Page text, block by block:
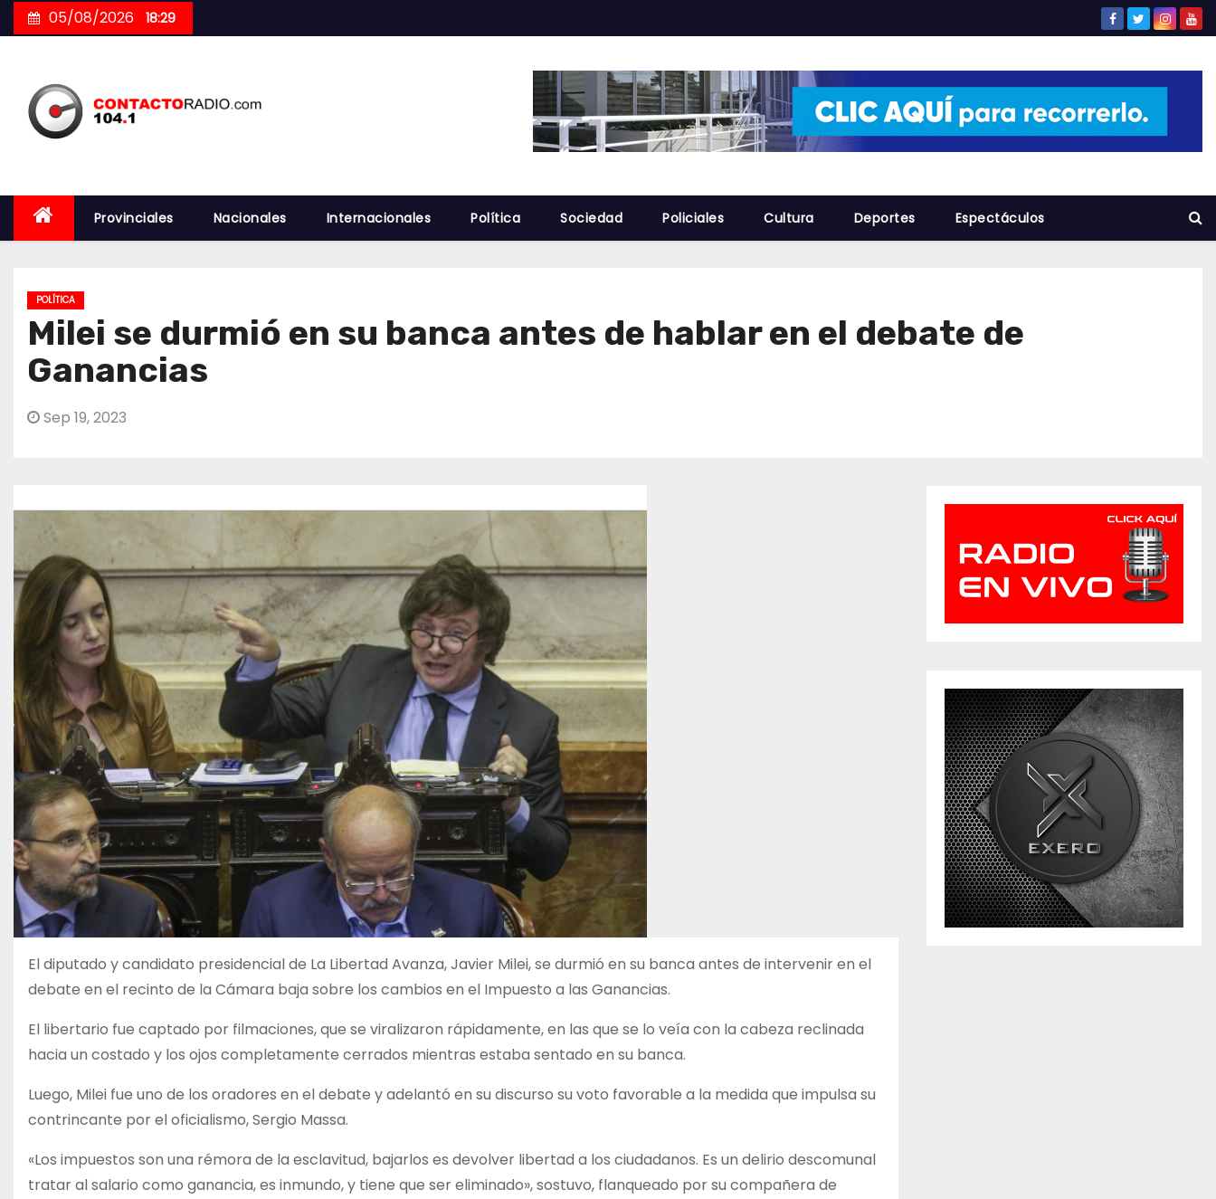
to
05/08/2026 18:29
Provinciales Nacionales Internacionales Política Sociedad Policiales Cultura Deportes Espectáculos
POLÍTICA
Milei se durmió en su banca antes de hablar en el debate de
Ganancias
Sep 19, 2023
El diputado y candidato presidencial de La Libertad Avanza, Javier Milei, se durmió en su banca antes de intervenir en el
debate en el recinto de la Cámara baja sobre los cambios en el Impuesto a las Ganancias.
El libertario fue captado por filmaciones, que se viralizaron rápidamente, en las que se lo veía con la cabeza reclinada
hacia un costado y los ojos completamente cerrados mientras estaba sentado en su banca.
Luego, Milei fue uno de los oradores en el debate y adelantó en su discurso su voto favorable a la medida que impulsa su
contrincante por el oficialismo, Sergio Massa.
«Los impuestos son una rémora de la esclavitud, bajarlos es devolver libertad a los ciudadanos. Es un delirio descomunal
tratar al salario como ganancia, es inmundo, y tiene que ser eliminado», sostuvo, flanqueado por su compañera de